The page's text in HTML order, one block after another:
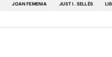
JOAN FEMENIA JUST I. SELLÉS